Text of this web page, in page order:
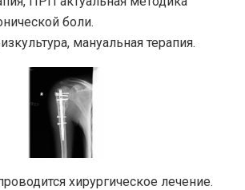
боли.
мануальная терапия.
хирургическое лечение.